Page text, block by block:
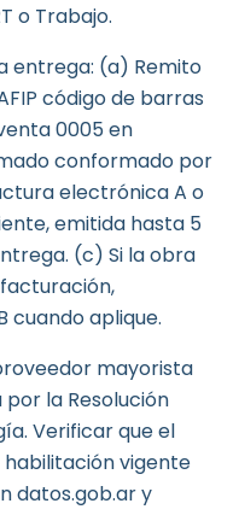
o Trabajo.
entrega: (a) Remito
código de barras
0005 en
conformado por
electrónica A o
emitida hasta 5
(c) Si la obra
cuando aplique.
mayorista
la Resolución
Verificar que el
vigente
datos.gob.ar y